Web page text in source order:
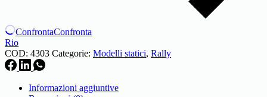
ConfrontaConfronta
Rio
COD: 4303 Categorie: Modelli statici, Rally
Informazioni aggiuntive